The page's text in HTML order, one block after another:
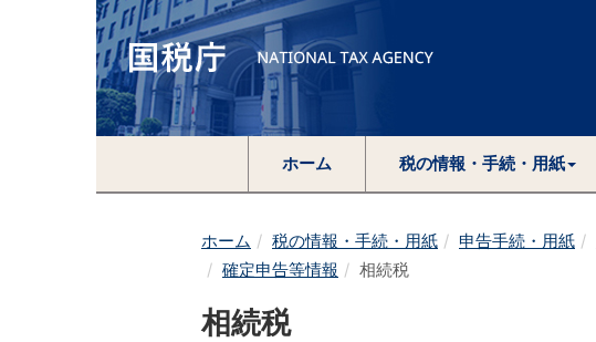
ホーム 税の情報・手続・用紙
ホーム 税の情報・手続・用紙 申告手続・用紙
確定申告等情報
相続税
相続税